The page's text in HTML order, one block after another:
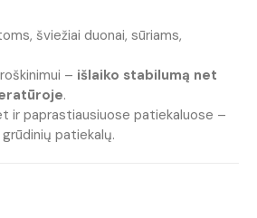
šviežiai duonai, sūriams,
– išlaiko stabilumą net
.
ir paprastiausiuose patiekaluose –
patiekalų.